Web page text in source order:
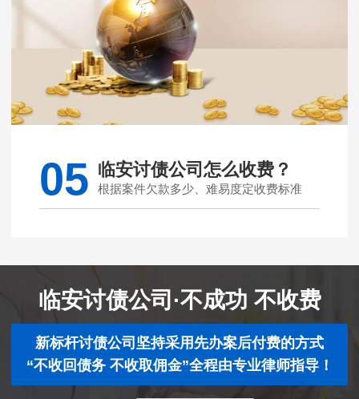
05 临安讨债公司怎么收费？
根据案件欠款多少、难易度定收费标准
临安讨债公司·不成功 不收费
新标杆讨债公司坚持采用先办案后付费的方式
“不收回债务 不收取佣金”全程由专业律师指导！